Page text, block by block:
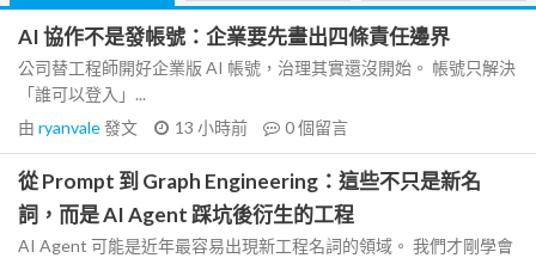
AI 協作不是發帳號：企業要先畫出四條責任邊界
公司替工程師開好企業版 AI 帳號，治理其實還沒開始。 帳號只解決
「誰可以登入」...
由 ryanvale發文 13 小時前 0個留言
從 Prompt 到 Graph Engineering：這些不只是新名
詞，而是 AI Agent 踩坑後衍生的工程
AI Agent 可能是近年最容易出現新工程名詞的領域。 我們才剛學會